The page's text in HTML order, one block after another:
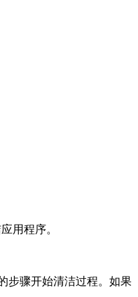
用程序。
步骤开始清洁过程。如果